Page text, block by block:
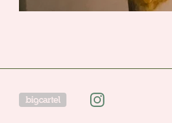
Powered by Big Cartel